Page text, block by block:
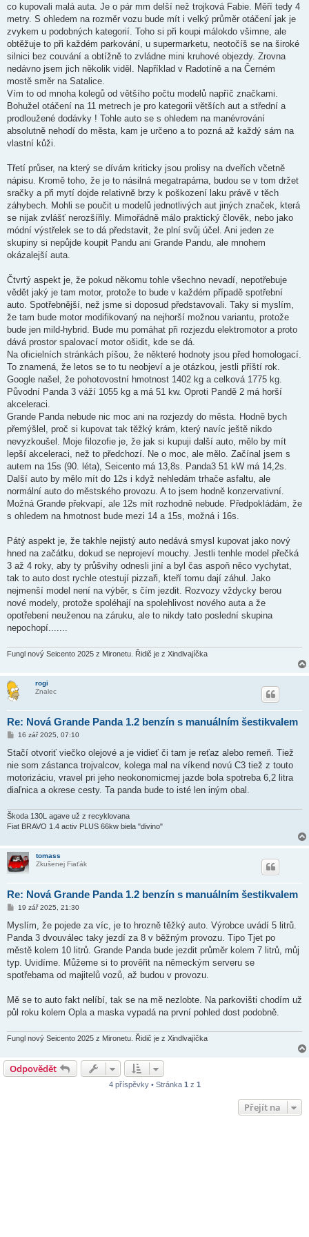
co kupovali malá auta. Je o pár mm delší než trojková Fabie. Měří tedy 4
metry. S ohledem na rozměr vozu bude mít i velký průměr otáčení jak je
zvykem u podobných kategorií. Toho si při koupi málokdo všimne, ale
obtěžuje to při každém parkování, u supermarketu, neotočíš se na široké
silnici bez couvání a obtížně to zvládne mini kruhové objezdy. Zrovna
nedávno jsem jich několik viděl. Například v Radotíně a na Černém
mostě směr na Satalice.
Vím to od mnoha kolegů od většího počtu modelů napříč značkami.
Bohužel otáčení na 11 metrech je pro kategorii větších aut a střední a
prodloužené dodávky ! Tohle auto se s ohledem na manévrování
absolutně nehodí do města, kam je určeno a to pozná až každý sám na
vlastní kůži.
Třetí průser, na který se dívám kriticky jsou prolisy na dveřích včetně
nápisu. Kromě toho, že je to násilná megatrapárna, budou se v tom držet
sračky a při mytí dojde relativně brzy k poškození laku právě v těch
záhybech. Mohli se poučit u modelů jednotlivých aut jiných značek, která
se nijak zvlášť nerozšířily. Mimořádně málo praktický člověk, nebo jako
módní výstřelek se to dá představit, že plní svůj účel. Ani jeden ze
skupiny si nepůjde koupit Pandu ani Grande Pandu, ale mnohem
okázalejší auta.
Čtvrtý aspekt je, že pokud někomu tohle všechno nevadí, nepotřebuje
vědět jaký je tam motor, protože to bude v každém případě spotřební
auto. Spotřebnější, než jsme si doposud představovali. Taky si myslím,
že tam bude motor modifikovaný na nejhorší možnou variantu, protože
bude jen mild-hybrid. Bude mu pomáhat při rozjezdu elektromotor a proto
dává prostor spalovací motor ošidit, kde se dá.
Na oficielních stránkách píšou, že některé hodnoty jsou před homologací.
To znamená, že letos se to tu neobjeví a je otázkou, jestli příští rok.
Google našel, že pohotovostní hmotnost 1402 kg a celková 1775 kg.
Původní Panda 3 váží 1055 kg a má 51 kw. Oproti Pandě 2 má horší
akceleraci.
Grande Panda nebude nic moc ani na rozjezdy do města. Hodně bych
přemýšlel, proč si kupovat tak těžký krám, který navíc ještě nikdo
nevyzkoušel. Moje filozofie je, že jak si kupuji další auto, mělo by mít
lepší akceleraci, než to předchozí. Ne o moc, ale mělo. Začínal jsem s
autem na 15s (90. léta), Seicento má 13,8s. Panda3 51 kW má 14,2s.
Další auto by mělo mít do 12s i když nehledám trhače asfaltu, ale
normální auto do městského provozu. A to jsem hodně konzervativní.
Možná Grande překvapí, ale 12s mít rozhodně nebude. Předpokládám, že
s ohledem na hmotnost bude mezi 14 a 15s, možná i 16s.
Pátý aspekt je, že takhle nejistý auto nedává smysl kupovat jako nový
hned na začátku, dokud se neprojeví mouchy. Jestli tenhle model přečká
3 až 4 roky, aby ty průšvihy odnesli jiní a byl čas aspoň něco vychytat,
tak to auto dost rychle otestují pizzaři, kteří tomu dají záhul. Jako
nejmenší model není na výběr, s čím jezdit. Rozvozy vždycky berou
nové modely, protože spoléhají na spolehlivost nového auta a že
opotřebení neuženou na záruku, ale to nikdy tato poslední skupina
nepochopí.......
Fungl nový Seicento 2025 z Mironetu. Řidič je z Xindlvajíčka
rogi
Znalec
Re: Nová Grande Panda 1.2 benzín s manuálním šestikvalem
P
í
p
ě
e
16 zář 2025, 07:10
Stačí otvoriť viečko olejové a je vidieť či tam je reťaz alebo remeň. Tiež
nie som zástanca trojvalcov, kolega mal na víkend novú C3 tiež z touto
motorizáciu, vravel pri jeho neokonomicmej jazde bola spotreba 6,2 litra
diaľnica a okrese cesty. Ta panda bude to isté len iným obal.
Škoda 130L agave už z recyklovana
Fiat BRAVO 1.4 activ PLUS 66kw biela "divino"
tomass
Zkušenej Fiaťák
Re: Nová Grande Panda 1.2 benzín s manuálním šestikvalem
P
í
s
p
ě
e
k
19 zář 2025, 21:30
Myslím, že pojede za víc, je to hrozně těžký auto. Výrobce uvádí 5 litrů.
Panda 3 dvouválec taky jezdí za 8 v běžným provozu. Tipo Tjet po
městě kolem 10 litrů. Grande Panda bude jezdit průměr kolem 7 litrů, můj
typ. Uvidíme. Můžeme si to prověřit na německým serveru se
spotřebama od majitelů vozů, až budou v provozu.
Mě se to auto fakt nelíbí, tak se na mě nezlobte. Na parkovišti chodím už
půl roku kolem Opla a maska vypadá na první pohled dost podobně.
Fungl nový Seicento 2025 z Mironetu. Řidič je z Xindlvajíčka
Odpovědět
4 příspěvky • Stránka 1 z 1
Přejít na